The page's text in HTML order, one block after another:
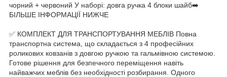
чорний + червоний У наборі: довга ручка 4 блоки шайб➡️
БІЛЬШЕ ІНФОРМАЦІЇ НИЖЧЕ
✅ КОМПЛЕКТ ДЛЯ ТРАНСПОРТУВАННЯ МЕБЛІВ Повна
транспортна система, що складається з 4 професійних
роликових ковзанів з довгою ручкою та гальмівною системою.
Готове рішення для безпечного переміщення навіть
найважчих меблів без необхідності розбирання. Одного